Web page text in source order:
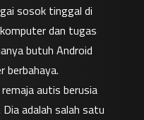
sosok tinggal di
dan tugas
butuh Android
berbahaya.
autis berusia
adalah salah satu